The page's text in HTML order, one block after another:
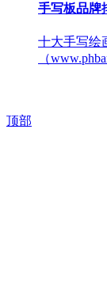
手写板品牌
十大手写绘
（
顶部